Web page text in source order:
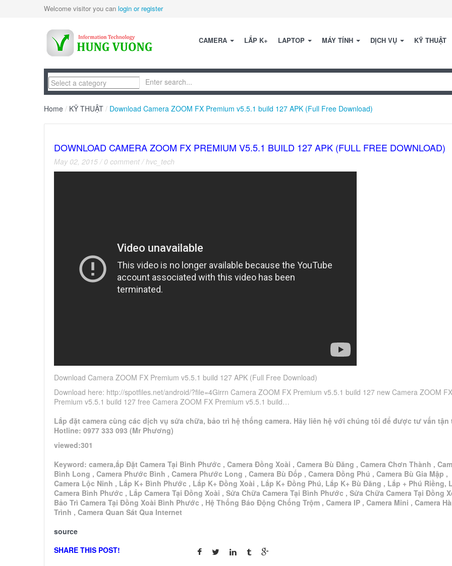
Welcome visitor you can login or register
CAMERA LẮP K+ LAPTOP MÁY TÍNH DỊCH VỤ KỸ THUẬT
Home / KỸ THUẬT / Download Camera ZOOM FX Premium v5.5.1 build 127 APK (Full Free Download)
DOWNLOAD CAMERA ZOOM FX PREMIUM V5.5.1 BUILD 127 APK (FULL FREE DOWNLOAD)
May 02, 2015 / 0 comment /hvc_tech
Download Camera ZOOM FX Premium v5.5.1 build 127 APK (Full Free Download)
Download here: http://spotfiles.net/android/?file=4Girrn Camera ZOOM FX Premium v5.5.1 build 127 new Camera ZOOM FX
Premium v5.5.1 build 127 free Camera ZOOM FX Premium v5.5.1 build…
Lắp đặt camera cùng các dịch vụ sửa chữa, bảo trì hệ thống camera. Hãy liên hệ với chúng tôi để được tư vấn tận
Hotline: 0977 333 093 (Mr Phương)
viewed:301
Keyword: camera,ắp Đặt Camera Tại Bình Phước , Camera Đồng Xoài , Camera Bù Đăng , Camera Chơn Thành ,
Bình Long , Camera Phước Bình , Camera Phước Long , Camera Bù Đốp , Camera Đồng Phú , Camera Bù Gia Mập ,
Camera Lộc Ninh , Lắp K+ Bình Phước , Lắp K+ Đồng Xoài , Lắp K+ Đồng Phú, Lắp K+ Bù Đăng , Lắp + Phú Riềng,
Camera Bình Phước , Lắp Camera Tại Đồng Xoài , Sửa Chữa Camera Tại Bình Phước , Sửa Chữa Camera Tại Đồng
Bảo Trì Camera Tại Đồng Xoài Bình Phước , Hệ Thống Báo Động Chống Trộm , Camera IP , Camera Mini , Camera
Trình , Camera Quan Sát Qua Internet
source
SHARE THIS POST!